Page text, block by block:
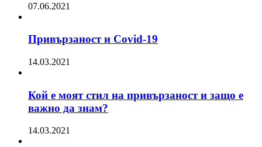
07.06.2021
Привързаност и Covid-19
14.03.2021
Кой е моят стил на привързаност и защо е
важно да знам?
14.03.2021